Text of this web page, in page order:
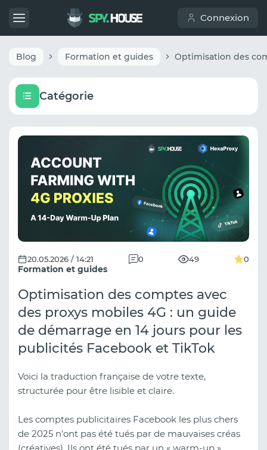
Connexion
Blog Formation et guides
Catégorie
Formation et guides
20.05.2026 / 14:21 0 49 0
Optimisation des comptes avec
des proxys mobiles 4G : un guide
de démarrage en 14 jours pour les
publicités Facebook et TikTok
Voici la traduction française de votre texte,
structurée pour être lisible et claire.
Les comptes publicitaires Facebook les plus chers
de 2025 n'ont pas été tués par de mauvaises créas